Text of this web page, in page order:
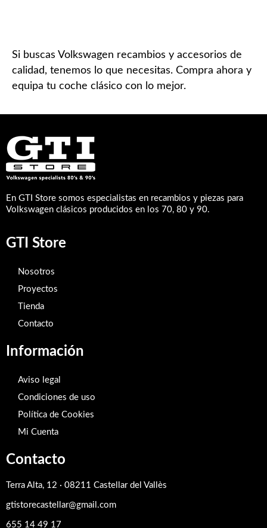
Si buscas Volkswagen recambios y accesorios de
calidad, tenemos lo que necesitas. Compra ahora y
equipa tu coche clásico con lo mejor.
En GTI Store somos especialistas en recambios y piezas para
Volkswagen clásicos producidos en los 70, 80 y 90.
GTI Store
Nosotros
Proyectos
Tienda
Contacto
Información
Aviso legal
Condiciones de uso
Política de Cookies
Mi Cuenta
Contacto
Terra Alta, 12 · 08211 Castellar del Vallès
gtistorecastellar@gmail.com
655 14 49 17